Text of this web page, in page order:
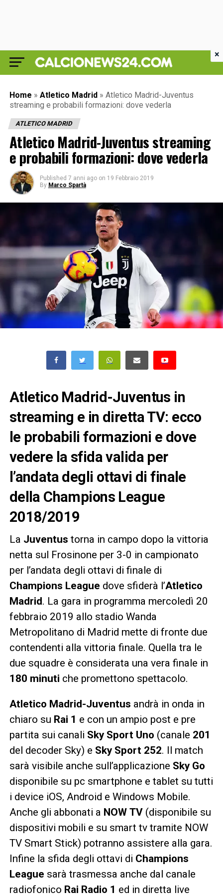
Home » Atletico Madrid » Atletico Madrid-Juventus
streaming e probabili formazioni: dove vederla
ATLETICO MADRID
Atletico Madrid-Juventus streaming
e probabili formazioni: dove vederla
Published 7 anni ago on 19 Febbraio 2019
By Marco Spartà
Atletico Madrid-Juventus in
streaming e in diretta TV: ecco
le probabili formazioni e dove
vedere la sfida valida per
l’andata degli ottavi di finale
della Champions League
2018/2019
La Juventus torna in campo dopo la vittoria
netta sul Frosinone per 3-0 in campionato
per l’andata degli ottavi di finale di
Champions League dove sfiderà l’Atletico
Madrid. La gara in programma mercoledì 20
febbraio 2019 allo stadio Wanda
Metropolitano di Madrid mette di fronte due
contendenti alla vittoria finale. Quella tra le
due squadre è considerata una vera finale in
180 minuti che promettono spettacolo.
Atletico Madrid-Juventus andrà in onda in
chiaro su Rai 1 e con un ampio post e pre
partita sui canali Sky Sport Uno (canale 201
del decoder Sky) e Sky Sport 252. Il match
sarà visibile anche sull’applicazione Sky Go
disponibile su pc smartphone e tablet su tutti
i device iOS, Android e Windows Mobile.
Anche gli abbonati a NOW TV(disponibile su
dispositivi mobili e su smart tv tramite NOW
TV Smart Stick) potranno assistere alla gara.
Infine la sfida degli ottavi di Champions
League sarà trasmessa anche dal canale
radiofonico Rai Radio 1 ed in diretta live
×